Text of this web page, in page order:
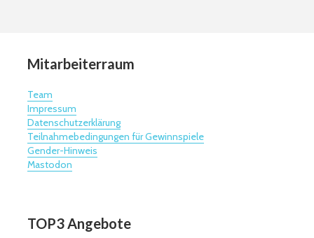
Mitarbeiterraum
Team
Impressum
Datenschutzerklärung
Teilnahmebedingungen für Gewinnspiele
Gender-Hinweis
Mastodon
TOP3 Angebote